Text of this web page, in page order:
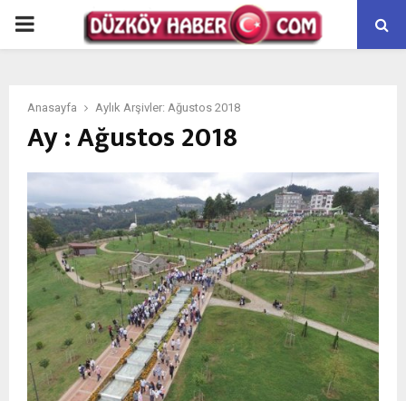
PRIMARY
Anasayfa Aylık Arşivler: Ağustos 2018
Ay : Ağustos 2018